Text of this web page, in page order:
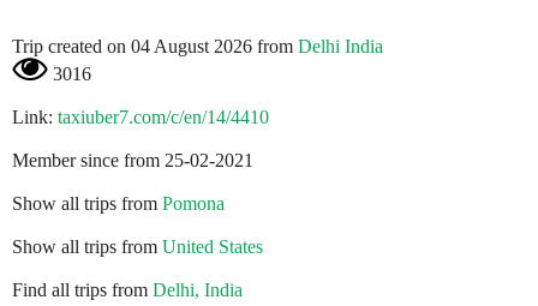
Trip created on 04 August 2026 from Delhi India
3016
Link: taxiuber7.com/c/en/14/4410
Member since from 25-02-2021
Show all trips from Pomona
Show all trips from United States
Find all trips from Delhi, India